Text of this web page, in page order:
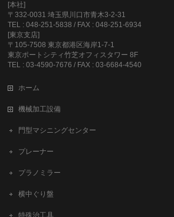
[本社]
〒332-0031 埼玉県川口市青木3-2-31
TEL : 048-251-5838 / FAX : 048-251-6934
[東京支店]
〒105-7508 東京都港区海岸1-7-1
東京ポートシティ竹芝オフィスタワー 8F
TEL : 03-4590-7676 / FAX : 03-6684-4540
ホーム
機械加工設備
門型マシニングセンター
プレーナー
プラノミラー
横中ぐり盤
特殊治工具